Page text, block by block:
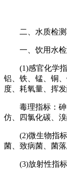
二、水质检测
一、饮用水检
(1)感官化学指
铝、铁、锰、铜
度、耗氧量、挥
毒理指标：砷
仿、四氯化碳、
(2)微生物指标
菌、致病菌、菌落
(3)放射性指标